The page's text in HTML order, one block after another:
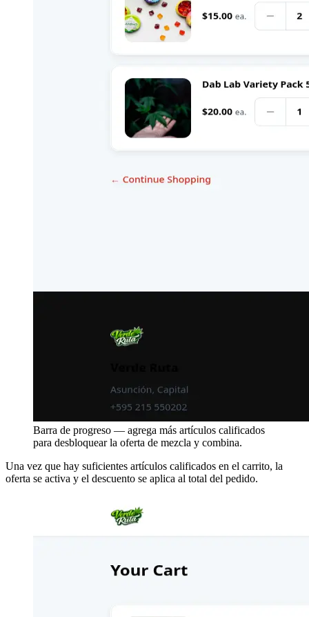
Barra de progreso — agrega más artículos calificados
para desbloquear la oferta de mezcla y combina.
Una vez que hay suficientes artículos calificados en el carrito, la
oferta se activa y el descuento se aplica al total del pedido.